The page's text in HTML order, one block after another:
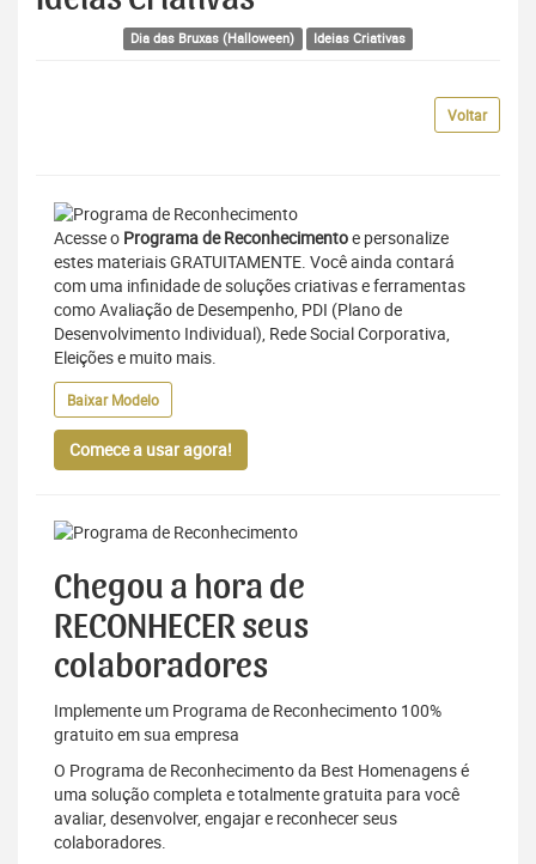
Dia das Bruxas (Halloween) Ideias Criativas
Voltar
Acesse o Programa de Reconhecimentoe personalize
estes materiais GRATUITAMENTE. Você ainda contará
com uma infinidade de soluções criativas e ferramentas
como Avaliação de Desempenho, PDI (Plano de
Desenvolvimento Individual), Rede Social Corporativa,
Eleições e muito mais.
Baixar Modelo
Comece a usar agora!
Chegou a hora de
RECONHECER seus
colaboradores
Implemente um Programa de Reconhecimento 100%
gratuito em sua empresa
O Programa de Reconhecimento da Best Homenagens é
uma solução completa e totalmente gratuita para você
avaliar, desenvolver, engajar e reconhecer seus
colaboradores.